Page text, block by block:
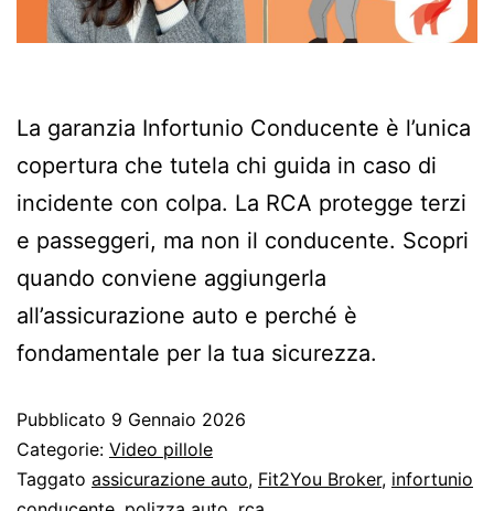
La garanzia Infortunio Conducente è l’unica
copertura che tutela chi guida in caso di
incidente con colpa. La RCA protegge terzi
e passeggeri, ma non il conducente. Scopri
quando conviene aggiungerla
all’assicurazione auto e perché è
fondamentale per la tua sicurezza.
Pubblicato 9 Gennaio 2026
Categorie: Video pillole
Taggato assicurazione auto, Fit2You Broker, infortunio